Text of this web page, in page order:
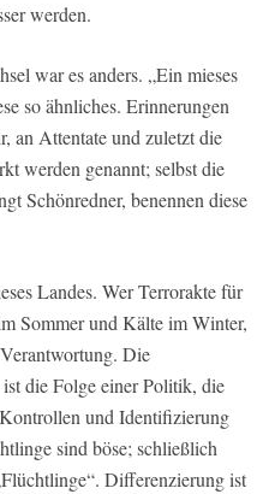
werden.
war es anders. „Ein mieses
so ähnliches. Erinnerungen
an Attentate und zuletzt die
werden genannt; selbst die
Schönredner, benennen diese
Landes. Wer Terrorakte für
Sommer und Kälte im Winter,
Die
die Folge einer Politik, die
und Identifizierung
sind böse; schließlich
Differenzierung ist